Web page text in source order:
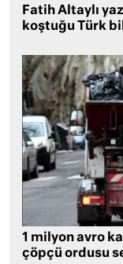
Fatih Altaylı
koştuğu Türk
1 milyon avro
çöpçü ordusu